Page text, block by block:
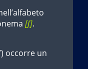
[ʃ].
occorre un